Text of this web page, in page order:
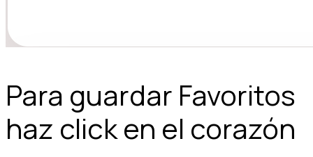
Para guardar Favoritos
haz click en el corazón